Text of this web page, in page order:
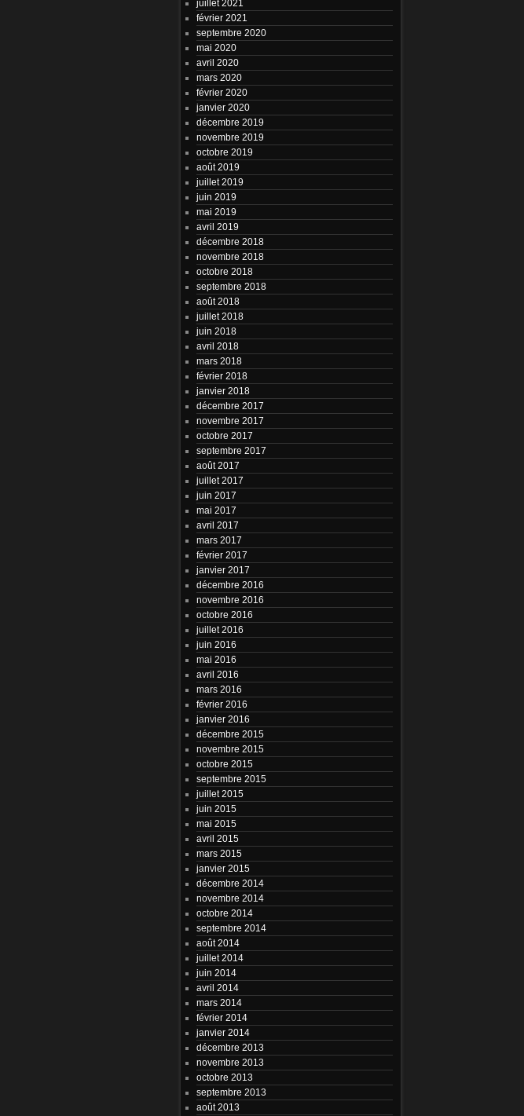
juillet 2021
février 2021
septembre 2020
mai 2020
avril 2020
mars 2020
février 2020
janvier 2020
décembre 2019
novembre 2019
octobre 2019
août 2019
juillet 2019
juin 2019
mai 2019
avril 2019
décembre 2018
novembre 2018
octobre 2018
septembre 2018
août 2018
juillet 2018
juin 2018
avril 2018
mars 2018
février 2018
janvier 2018
décembre 2017
novembre 2017
octobre 2017
septembre 2017
août 2017
juillet 2017
juin 2017
mai 2017
avril 2017
mars 2017
février 2017
janvier 2017
décembre 2016
novembre 2016
octobre 2016
juillet 2016
juin 2016
mai 2016
avril 2016
mars 2016
février 2016
janvier 2016
décembre 2015
novembre 2015
octobre 2015
septembre 2015
juillet 2015
juin 2015
mai 2015
avril 2015
mars 2015
janvier 2015
décembre 2014
novembre 2014
octobre 2014
septembre 2014
août 2014
juillet 2014
juin 2014
avril 2014
mars 2014
février 2014
janvier 2014
décembre 2013
novembre 2013
octobre 2013
septembre 2013
août 2013